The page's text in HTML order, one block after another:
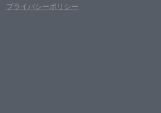
プライバシーポリシー